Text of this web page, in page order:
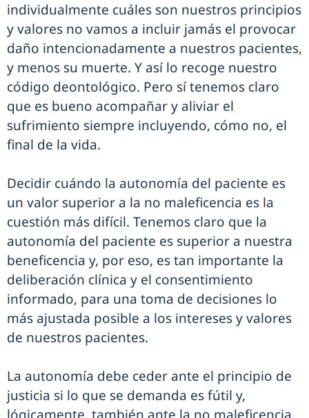
individualmente cuáles son nuestros principios
y valores no vamos a incluir jamás el provocar
daño intencionadamente a nuestros pacientes,
y menos su muerte. Y así lo recoge nuestro
código deontológico. Pero sí tenemos claro
que es bueno acompañar y aliviar el
sufrimiento siempre incluyendo, cómo no, el
final de la vida.
Decidir cuándo la autonomía del paciente es
un valor superior a la no maleficencia es la
cuestión más difícil. Tenemos claro que la
autonomía del paciente es superior a nuestra
beneficencia y, por eso, es tan importante la
deliberación clínica y el consentimiento
informado, para una toma de decisiones lo
más ajustada posible a los intereses y valores
de nuestros pacientes.
La autonomía debe ceder ante el principio de
justicia si lo que se demanda es fútil y,